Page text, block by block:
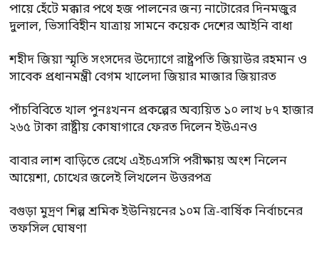
পায়ে হেঁটে মক্কার পথে হজ পালনের জন্য নাটোরের দিনমজুর
দুলাল, ভিসাবিহীন যাত্রায় সামনে কয়েক দেশের আইনি বাধা
শহীদ জিয়া স্মৃতি সংসদের উদ্যোগে রাষ্ট্রপতি জিয়াউর রহমান ও
সাবেক প্রধানমন্ত্রী বেগম খালেদা জিয়ার মাজার জিয়ারত
পাঁচবিবিতে খাল পুনঃখনন প্রকল্পের অব্যয়িত ১০ লাখ ৮৭ হাজার
২৬৫ টাকা রাষ্ট্রীয় কোষাগারে ফেরত দিলেন ইউএনও
বাবার লাশ বাড়িতে রেখে এইচএসসি পরীক্ষায় অংশ নিলেন
আয়েশা, চোখের জলেই লিখলেন উত্তরপত্র
বগুড়া মুদ্রণ শিল্প শ্রমিক ইউনিয়নের ১০ম ত্রি-বার্ষিক নির্বাচনের
তফসিল ঘোষণা